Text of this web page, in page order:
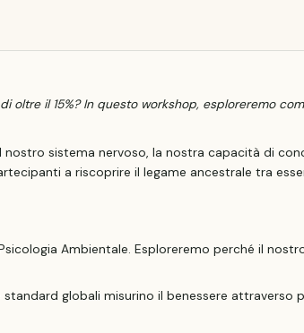
il 15%? In questo workshop, esploreremo
sistema nervoso, la nostra capacità di
a riscoprire il legame ancestrale tra
Ambientale. Esploreremo perché il
globali misurino il benessere attraverso